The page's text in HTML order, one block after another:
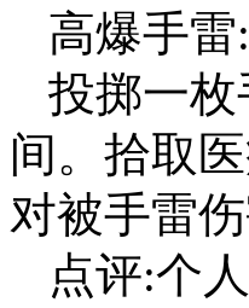
高爆手雷:
投掷一
间。拾取
对被手雷
点评:个